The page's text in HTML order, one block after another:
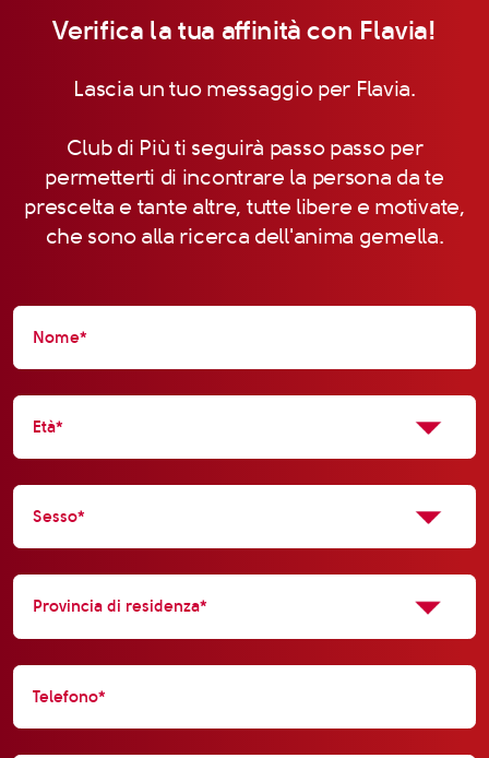
Verifica la tua affinità con Flavia!
Lascia un tuo messaggio per Flavia.
Club di Più ti seguirà passo passo per
permetterti di incontrare la persona da te
prescelta e tante altre, tutte libere e motivate,
che sono alla ricerca dell'anima gemella.